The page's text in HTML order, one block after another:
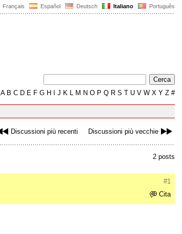
Français Español Deutsch Italiano Português
AB C D E F G H J K L M N O P Q R S T U V W X Y Z #
Discussioni più recenti Discussioni più vecchie
2 posts
#1
Cita